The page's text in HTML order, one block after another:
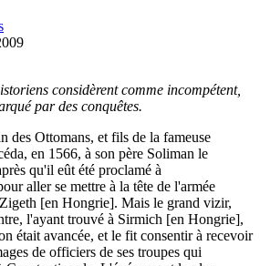
considèrent comme incompétent,
par des conquêtes.
des Ottomans, et fils de la fameuse
en 1566, à son père Soliman le
qu'il eût été proclamé à
aller se mettre à la tête de l'armée
[en Hongrie]. Mais le grand vizir,
l'ayant trouvé à Sirmich [en Hongrie],
était avancée, et le fit consentir à recevoir
de officiers de ses troupes qui